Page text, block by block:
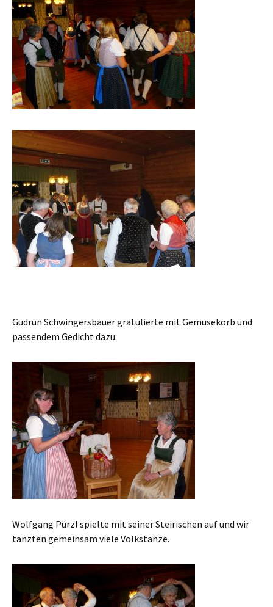
Gudrun Schwingersbauer gratulierte mit Gemüsekorb und
passendem Gedicht dazu.
Wolfgang Pürzl spielte mit seiner Steirischen auf und wir
tanzten gemeinsam viele Volkstänze.